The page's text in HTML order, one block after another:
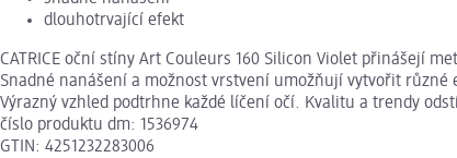
dlouhotrvající efekt
CATRICE oční stíny Art Couleurs 160 Silicon Violet přinášejí
Snadné nanášení a možnost vrstvení umožňují vytvořit různé
Výrazný vzhled podtrhne každé líčení očí. Kvalitu a trendy
číslo produktu dm: 1536974
GTIN: 4251232283006